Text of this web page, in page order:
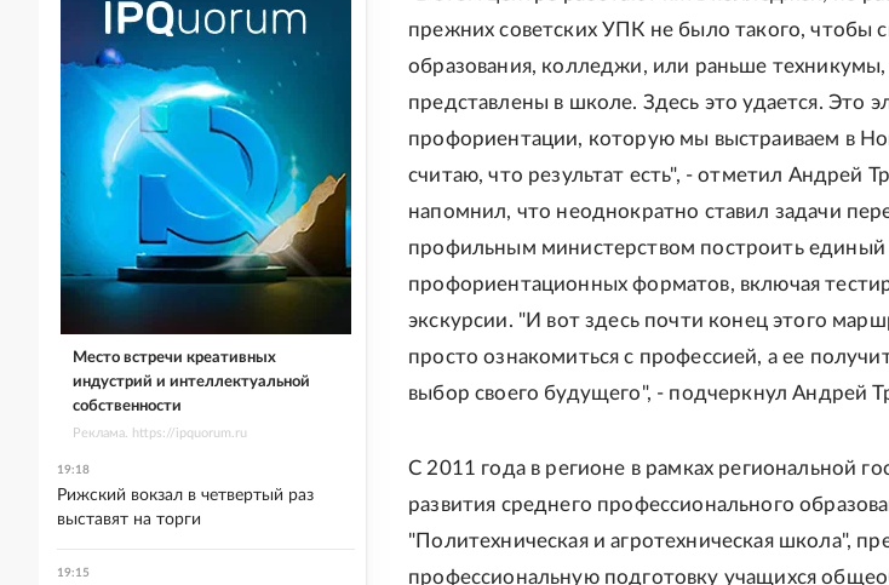
прежних советских УПК не было такого, чтобы
образования, колледжи, или раньше
представлены в школе. Здесь это удается. Это
профориентации, которую мы выстраиваем в
считаю, что результат есть", - отметил Андрей
напомнил, что неоднократно ставил задачи
профильным министерством построить
профориентационных форматов, включая
экскурсии. "И вот здесь почти конец этого
просто ознакомиться с профессией, а ее
выбор своего будущего", - подчеркнул Андрей
С 2011 года в регионе в рамках региональной
развития среднего профессионального
"Политехническая и агротехническая школа",
профессиональную подготовку учащихся
Место встречи креативных
индустрий и интеллектуальной
собственности
Реклама. https://ipquorum.ru
19:18
Рижский вокзал в четвертый раз
выставят на торги
19:15